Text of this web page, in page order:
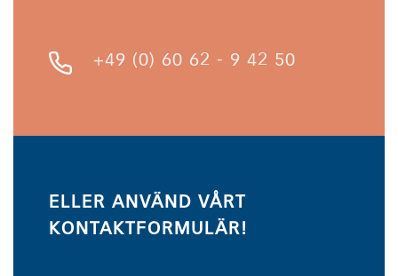
+49 (0) 60 62 - 9 42 50
ELLER ANVÄND VÅRT
KONTAKTFORMULÄR!